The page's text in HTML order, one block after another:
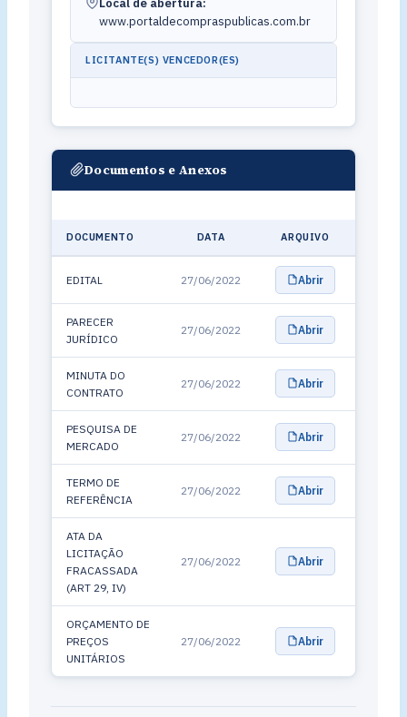
www.portaldecompraspublicas.com.br
LICITANTE(S) VENCEDOR(ES)
Documentos e Anexos
DOCUMENTO DATA ARQUIVO
EDITAL 27/06/2022 Abrir
PARECER
JURÍDICO
27/06/2022 Abrir
MINUTA DO
CONTRATO
27/06/2022 Abrir
PESQUISA DE
MERCADO
27/06/2022 Abrir
TERMO DE
REFERÊNCIA
27/06/2022 Abrir
ATA DA
LICITAÇÃO
FRACASSADA
(ART 29, IV)
27/06/2022 Abrir
ORÇAMENTO DE
PREÇOS
UNITÁRIOS
27/06/2022 Abrir